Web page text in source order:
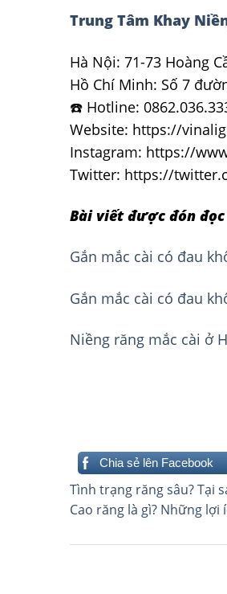
Trung Tâm Khay
Hà Nội: 71-73 Hoàng
Hồ Chí Minh: Số 7
☎️ Hotline:
Website: https://
Instagram: https://
Twitter: https://
Bài viết được đón
Gắn mắc cài có đau
Gắn mắc cài có đau
Niềng răng mắc cài ở
Chia sẻ lên Facebook
Điều
hướng
bài
Tình trạng răng sâu? Tại
Cao răng là gì? Những